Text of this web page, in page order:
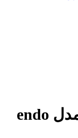
دستگاه روتاری NSK مدل endo